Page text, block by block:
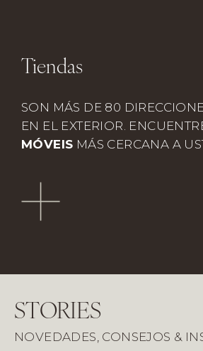
Tiendas
SON MÁS DE 80
EN EL EXTERIOR.
MÓVEIS MÁS CERCANA A
STORIES
NOVEDADES, CONSEJOS &